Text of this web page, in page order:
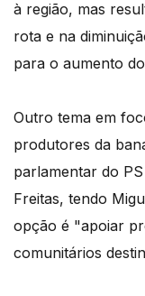
à região, mas
rota e na
para o aumento
Outro tema em
produtores da
parlamentar do
Freitas, tendo
opção é "apoiar
comunitários